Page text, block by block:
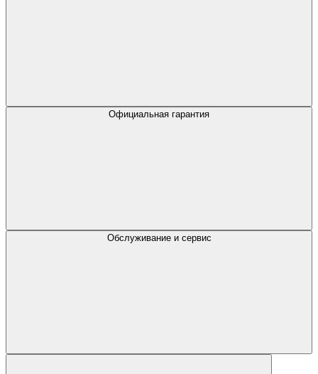
Официальная гарантия
Обслуживание и сервис